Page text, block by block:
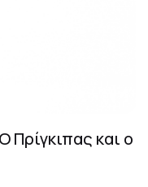
Πρίγκιπας και ο